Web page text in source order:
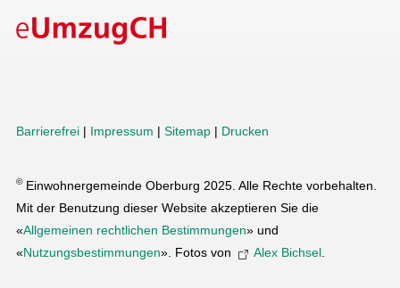
©Einwohnergemeinde Oberburg 2025. Alle Rechte vorbehalten.
Mit der Benutzung dieser Website akzeptieren Sie die
«Allgemeinen rechtlichen Bestimmungen» und
«Nutzungsbestimmungen». Fotos von Alex Bichsel.
Barrierefrei | Impressum | Sitemap | Drucken